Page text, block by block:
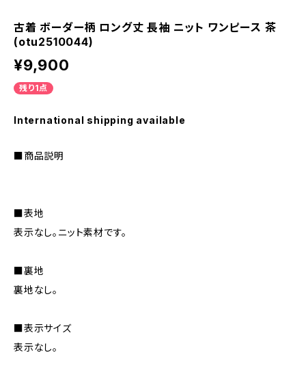
古着 ボーダー柄 ロング丈 長袖 ニット ワンピース 茶
(otu2510044)
¥9,900
残り1点
International shipping available
■商品説明
■表地
表示なし。ニット素材です。
■裏地
裏地なし。
■表示サイズ
表示なし。